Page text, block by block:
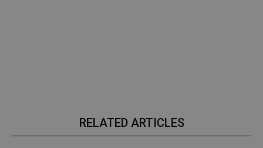
RELATED ARTICLES